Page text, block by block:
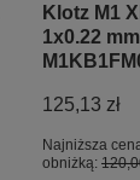
Klotz M1
1x0.22
125,13 zł
Najniższa
obniżką: